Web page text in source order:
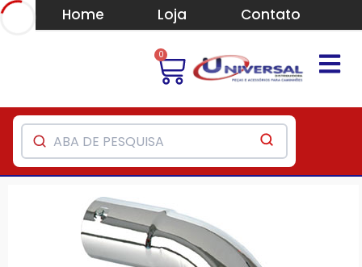
Home Loja Contato
0